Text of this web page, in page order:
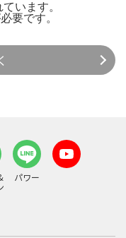
います。
要です。
パワー